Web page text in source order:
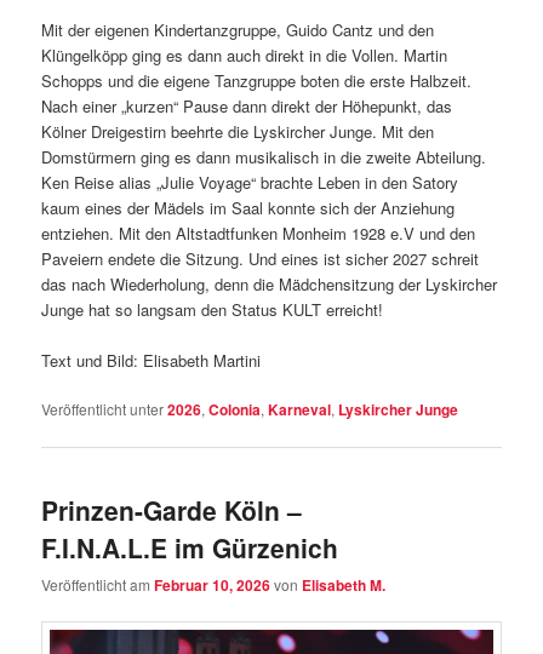
Mit der eigenen Kindertanzgruppe, Guido Cantz und den
Klüngelköpp ging es dann auch direkt in die Vollen. Martin
Schopps und die eigene Tanzgruppe boten die erste Halbzeit.
Nach einer „kurzen“ Pause dann direkt der Höhepunkt, das
Kölner Dreigestirn beehrte die Lyskircher Junge. Mit den
Domstürmern ging es dann musikalisch in die zweite Abteilung.
Ken Reise alias „Julie Voyage“ brachte Leben in den Satory
kaum eines der Mädels im Saal konnte sich der Anziehung
entziehen. Mit den Altstadtfunken Monheim 1928 e.V und den
Paveiern endete die Sitzung. Und eines ist sicher 2027 schreit
das nach Wiederholung, denn die Mädchensitzung der Lyskircher
Junge hat so langsam den Status KULT erreicht!
Text und Bild: Elisabeth Martini
Veröffentlicht unter2026,Colonia,Karneval, Lyskircher Junge
Prinzen-Garde Köln –
F.I.N.A.L.E im Gürzenich
Veröffentlicht amFebruar 10, 2026von Elisabeth M.